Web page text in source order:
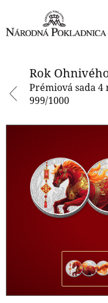
Rok
Prémiová sada
999/1000
Rok